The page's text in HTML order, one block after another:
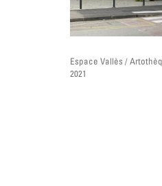
Espace Vallès /
2021